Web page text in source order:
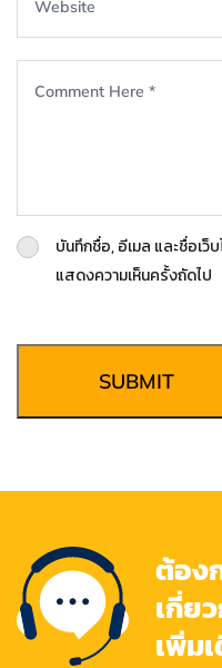
บันทึกชื่อ, อีเมล และชื่อเว็
แสดงความเห็นครั้งถัดไป
SUBMIT
ต้อง
เกี่ย
เพิ่ม